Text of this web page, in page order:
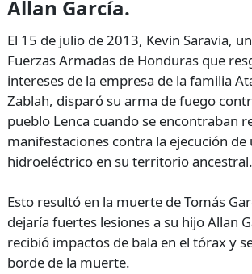
Allan García.
El 15 de julio de 2013, Kevin Saravia,
Fuerzas Armadas de Honduras que
intereses de la empresa de la familia
Zablah, disparó su arma de fuego
pueblo Lenca cuando se encontraban
manifestaciones contra la ejecución
hidroeléctrico en su territorio ancestral.
Esto resultó en la muerte de Tomás
dejaría fuertes lesiones a su hijo Allan
recibió impactos de bala en el tórax y
borde de la muerte.